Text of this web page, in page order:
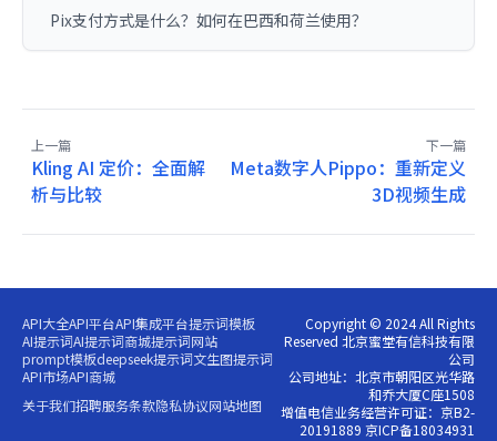
Pix支付方式是什么？如何在巴西和荷兰使用？
上一篇
Kling AI 定价：全面解
析与比较
下一篇
Meta数字人Pippo：重新定义
3D视频生成
API大全API平台API集成平台提示词模板
AI提示词AI提示词商城提示词网站
prompt模板deepseek提示词文生图提示词
API市场API商城
关于我们招聘服务条款隐私协议网站地图
Copyright © 2024 All Rights
Reserved 北京蜜堂有信科技有限
公司
公司地址：北京市朝阳区光华路
和乔大厦C座1508
增值电信业务经营许可证：京B2-
20191889 京ICP备18034931